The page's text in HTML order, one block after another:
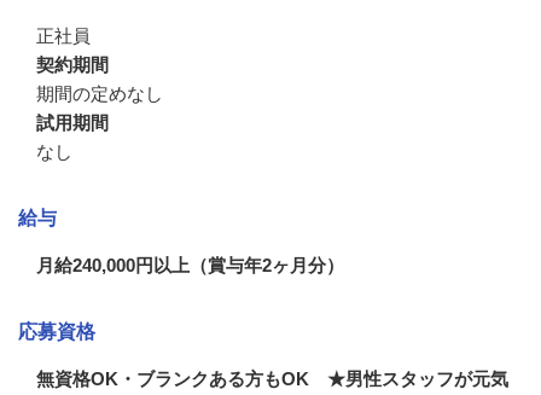
正社員
契約期間
期間の定めなし
試用期間
なし
給与
月給240,000円以上（賞与年2ヶ月分）
応募資格
無資格OK・ブランクある方もOK ★男性スタッフが元気